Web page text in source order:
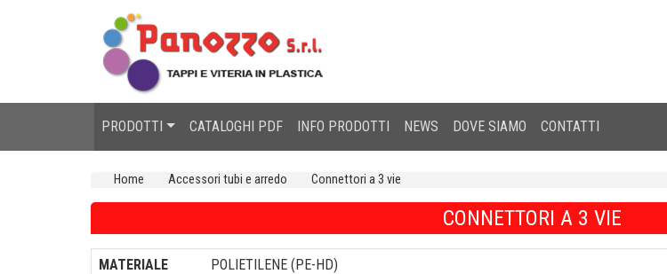
PRODOTTI CATALOGHI PDF INFO PRODOTTI NEWS DOVE SIAMO CONTATTI
Home Accessori tubi e arredo Connettori a 3 vie
CONNETTORI A 3 VIE
MATERIALE
POLIETILENE (PE-HD)